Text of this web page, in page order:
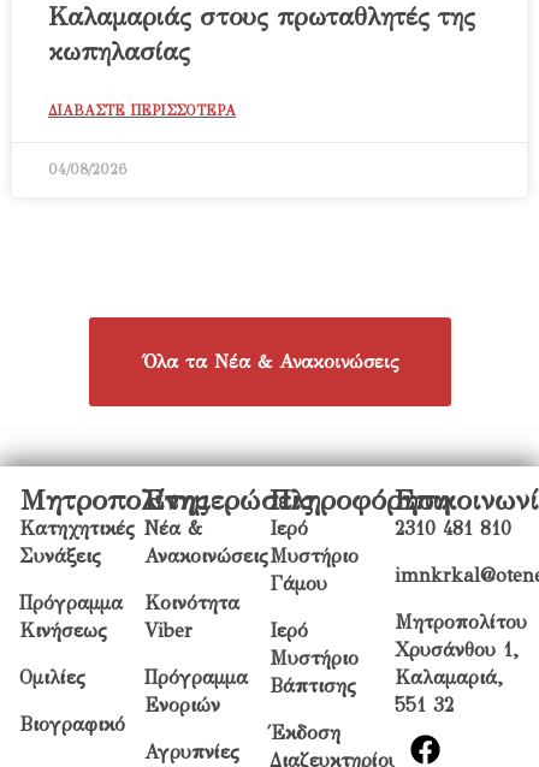
Καλαμαριάς στους πρωταθλητές της
κωπηλασίας
ΔΙΑΒΑΣΤΕ ΠΕΡΙΣΣΟΤΕΡΑ
04/08/2026
Όλα τα Νέα & Ανακοινώσεις
Μητροπολίτης
Κατηχητικές
Συνάξεις
Πρόγραμμα
Κινήσεως
Ομιλίες
Βιογραφικό
Ενημερώσεις
Νέα &
Ανακοινώσεις
Κοινότητα
Viber
Πρόγραμμα
Ενοριών
Αγρυπνίες
Πληροφόρηση
Ιερό
Μυστήριο
Γάμου
Ιερό
Μυστήριο
Βάπτισης
Έκδοση
Διαζευκτηρίου
2310 481 810
Μητροπολίτου
Χρυσάνθου 1,
Καλαμαριά,
551 32